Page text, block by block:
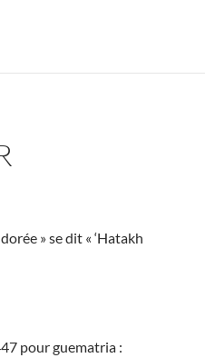
» se dit « ‘Hatakh
pour guematria :